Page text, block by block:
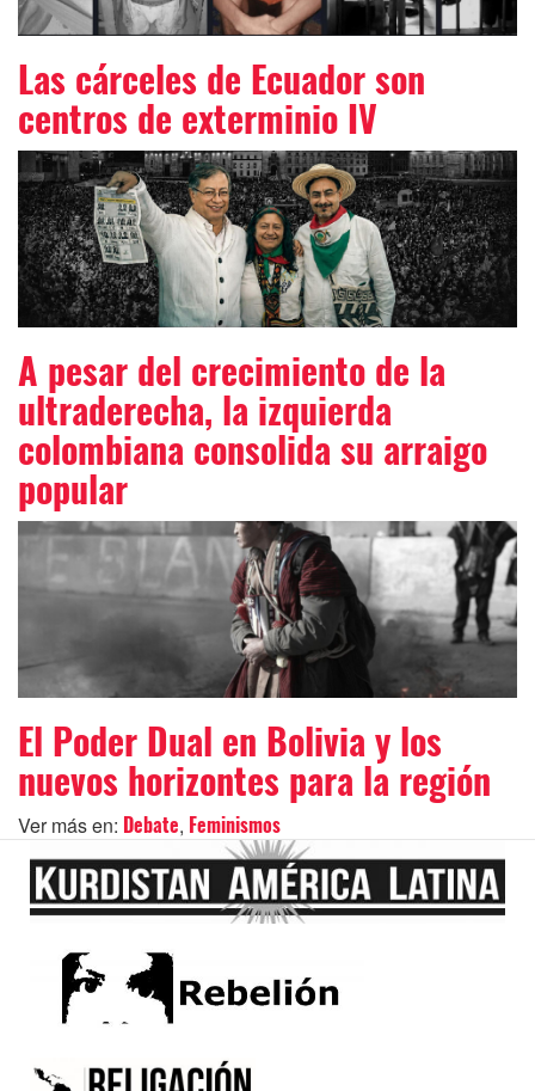
Las cárceles de Ecuador son
centros de exterminio IV
A pesar del crecimiento de la
ultraderecha, la izquierda
colombiana consolida su arraigo
popular
El Poder Dual en Bolivia y los
nuevos horizontes para la región
Ver más en: Debate, Feminismos